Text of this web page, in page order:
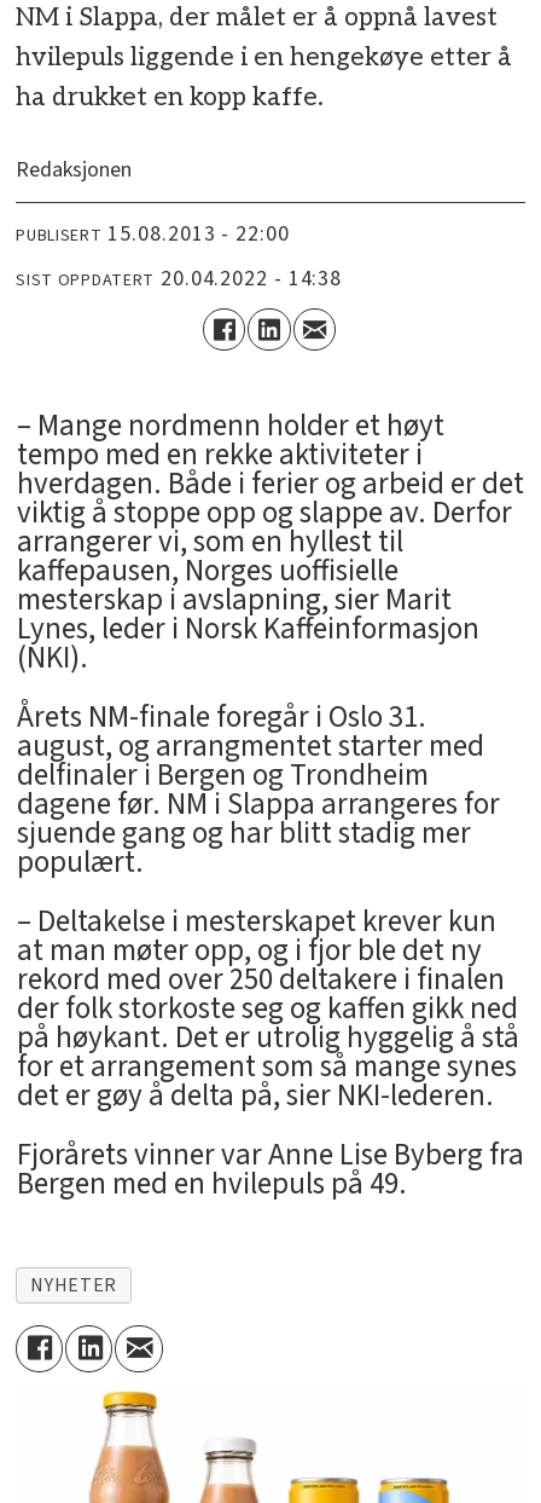
NM i Slappa, der målet er å oppnå lavest
hvilepuls liggende i en hengekøye etter å
ha drukket en kopp kaffe.
Redaksjonen
PUBLISERT 15.08.2013 - 22:00
SIST OPPDATERT 20.04.2022 - 14:38
– Mange nordmenn holder et høyt
tempo med en rekke aktiviteter i
hverdagen. Både i ferier og arbeid er det
viktig å stoppe opp og slappe av. Derfor
arrangerer vi, som en hyllest til
kaffepausen, Norges uoffisielle
mesterskap i avslapning, sier Marit
Lynes, leder i Norsk Kaffeinformasjon
(NKI).
Årets NM-finale foregår i Oslo 31.
august, og arrangmentet starter med
delfinaler i Bergen og Trondheim
dagene før. NM i Slappa arrangeres for
sjuende gang og har blitt stadig mer
populært.
– Deltakelse i mesterskapet krever kun
at man møter opp, og i fjor ble det ny
rekord med over 250 deltakere i finalen
der folk storkoste seg og kaffen gikk ned
på høykant. Det er utrolig hyggelig å stå
for et arrangement som så mange synes
det er gøy å delta på, sier NKI-lederen.
Fjorårets vinner var Anne Lise Byberg fra
Bergen med en hvilepuls på 49.
NYHETER